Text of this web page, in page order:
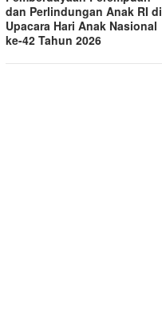
dan Perlindungan Anak RI di
Upacara Hari Anak Nasional
ke-42 Tahun 2026